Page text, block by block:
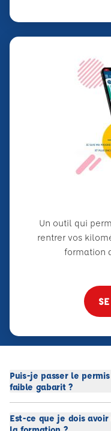
Un outil qui
rentrer vos
formation
Puis-je passer le
faible gabarit ?
Est-ce que je dois